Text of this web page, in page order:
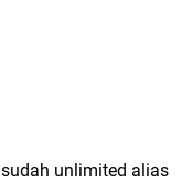
unlimited alias